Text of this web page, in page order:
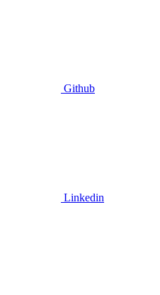
Github
Linkedin